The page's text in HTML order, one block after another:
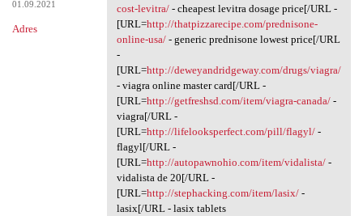
01.09.2021
Adres
cost-levitra/- cheapest levitra dosage price[/URL -
[URL=http://thatpizzarecipe.com/prednisone-
online-usa/- generic prednisone lowest price[/URL
-
[URL=http://deweyandridgeway.com/drugs/viagra/
- viagra online master card[/URL -
[URL=http://getfreshsd.com/item/viagra-canada/-
viagra[/URL -
[URL=http://lifelooksperfect.com/pill/flagyl/-
flagyl[/URL -
[URL=http://autopawnohio.com/item/vidalista/-
vidalista de 20[/URL -
[URL=http://stephacking.com/item/lasix/-
lasix[/URL - lasix tablets